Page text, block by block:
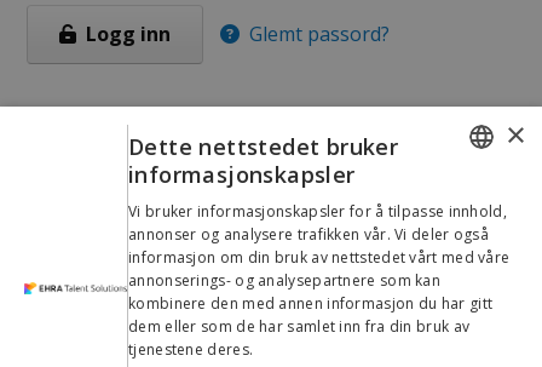
Logg inn Glemt passord?
Ikke registrert bruker?
Som registrert bruker får du blant annet tilgang til
CV-registrering og profilbasert jobbvarsling.
Ny bruker
LATVIAN
DANISH
CZECH
×
Dette nettstedet bruker
informasjonskapsler
Vi bruker informasjonskapsler for å tilpasse innhold,
annonser og analysere trafikken vår. Vi deler også
informasjon om din bruk av nettstedet vårt med våre
annonserings- og analysepartnere som kan
kombinere den med annen informasjon du har gitt
dem eller som de har samlet inn fra din bruk av
tjenestene deres.